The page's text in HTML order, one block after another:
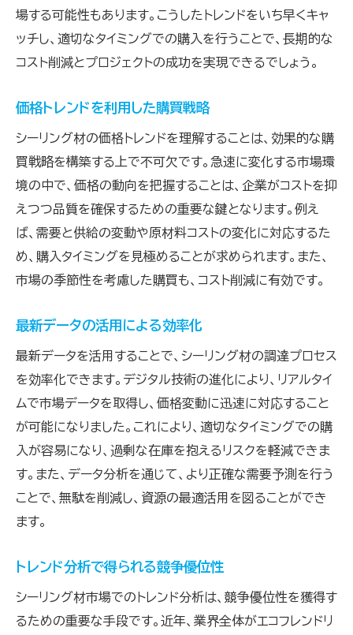
場する可能性もあります。こうしたトレンドをいち早くキャ
ッチし、適切なタイミングでの購入を行うことで、長期的な
コスト削減とプロジェクトの成功を実現できるでしょう。
価格トレンドを利用した購買戦略
シーリング材の価格トレンドを理解することは、効果的な購
買戦略を構築する上で不可欠です。急速に変化する市場環
境の中で、価格の動向を把握することは、企業がコストを抑
えつつ品質を確保するための重要な鍵となります。例え
ば、需要と供給の変動や原材料コストの変化に対応するた
め、購入タイミングを見極めることが求められます。また、
市場の季節性を考慮した購買も、コスト削減に有効です。
最新データの活用による効率化
最新データを活用することで、シーリング材の調達プロセス
を効率化できます。デジタル技術の進化により、リアルタイ
ムで市場データを取得し、価格変動に迅速に対応すること
が可能になりました。これにより、適切なタイミングでの購
入が容易になり、過剰な在庫を抱えるリスクを軽減できま
す。また、データ分析を通じて、より正確な需要予測を行う
ことで、無駄を削減し、資源の最適活用を図ることができ
ます。
トレンド分析で得られる競争優位性
シーリング材市場でのトレンド分析は、競争優位性を獲得す
るための重要な手段です。近年、業界全体がエコフレンドリ